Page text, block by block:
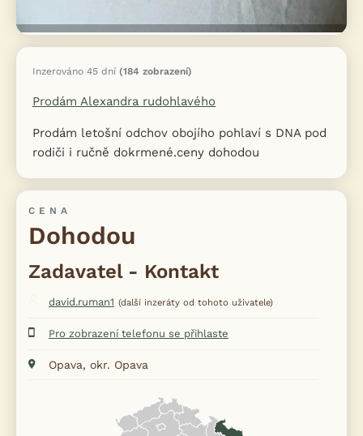
Inzerováno 45 dní (184 zobrazení)
Prodám Alexandra rudohlavého
Prodám letošní odchov obojího pohlaví s DNA pod
rodiči i ručně dokrmené.ceny dohodou
CENA
Dohodou
Zadavatel - Kontakt
david.ruman1 (další inzeráty od tohoto uživatele)
Pro zobrazení telefonu se přihlaste
Opava, okr. Opava